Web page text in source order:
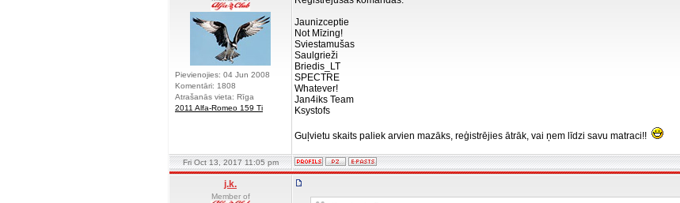
Pievienojies: 04 Jun 2008
Komentāri: 1808
Atrašanās vieta: Rīga
2011 Alfa-Romeo 159 Ti
Jaunizceptie
Not Mīzing!
Sviestamušas
Saulgrieži
Briedis_LT
SPECTRE
Whatever!
Jan4iks Team
Ksystofs
Guļvietu skaits paliek arvien mazāks, reģistrējies ātrāk, vai ņem līdzi savu matraci!!
Fri Oct 13, 2017 11:05 pm
j.k.
Member of